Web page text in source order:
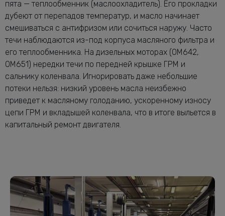
пята — теплообменник (маслоохладитель). Его прокладки
дубеют от перепадов температур, и масло начинает
смешиваться с антифризом или сочиться наружу. Часто
течи наблюдаются из-под корпуса масляного фильтра и
его теплообменника. На дизельных моторах (OM642,
OM651) нередки течи по передней крышке ГРМ и
сальнику коленвала. Игнорировать даже небольшие
потеки нельзя: низкий уровень масла неизбежно
приведет к масляному голоданию, ускоренному износу
цепи ГРМ и вкладышей коленвала, что в итоге выльется в
капитальный ремонт двигателя.